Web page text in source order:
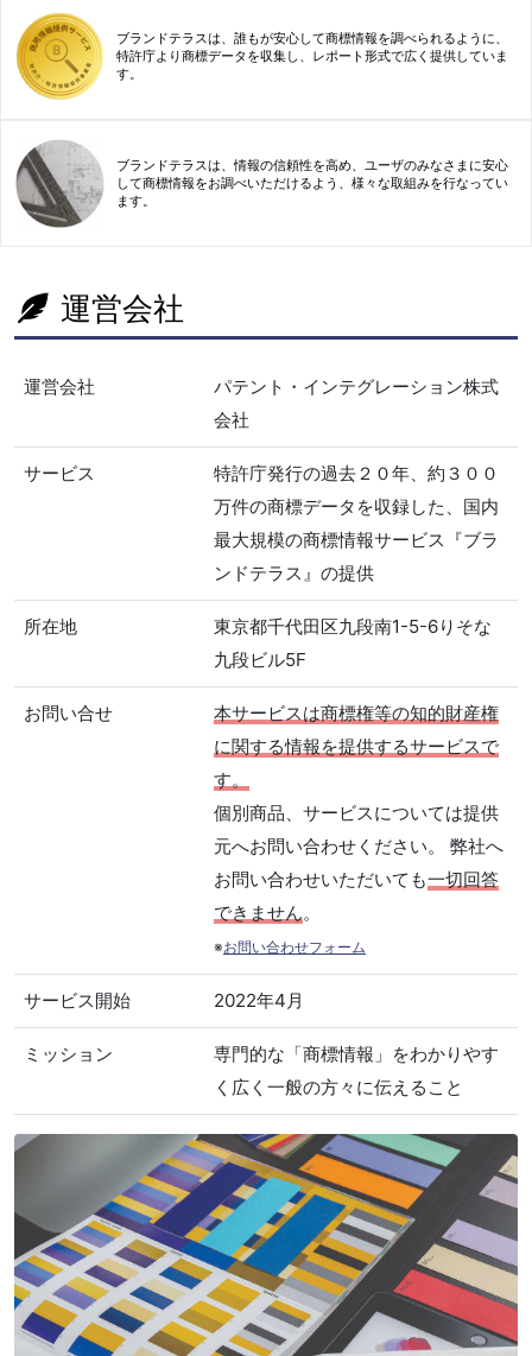
ブランドテラスは、誰もが安心して商標情報を調べられるように、
特許庁より商標データを収集し、レポート形式で広く提供していま
す。
ブランドテラスは、情報の信頼性を高め、ユーザのみなさまに安心
して商標情報をお調べいただけるよう、様々な取組みを行なってい
ます。
運営会社
運営会社
パテント・インテグレーション株式
会社
サービス
特許庁発行の過去２０年、約３００
万件の商標データを収録した、国内
最大規模の商標情報サービス『ブラ
ンドテラス』の提供
所在地
東京都千代田区九段南1-5-6りそな
九段ビル5F
お問い合せ
本サービスは商標権等の知的財産権
に関する情報を提供するサービスで
す。
個別商品、サービスについては提供
元へお問い合わせください。 弊社へ
お問い合わせいただいても一切回答
できません。
※お問い合わせフォーム
サービス開始 2022年4月
ミッション
専門的な「商標情報」をわかりやす
く広く一般の方々に伝えること